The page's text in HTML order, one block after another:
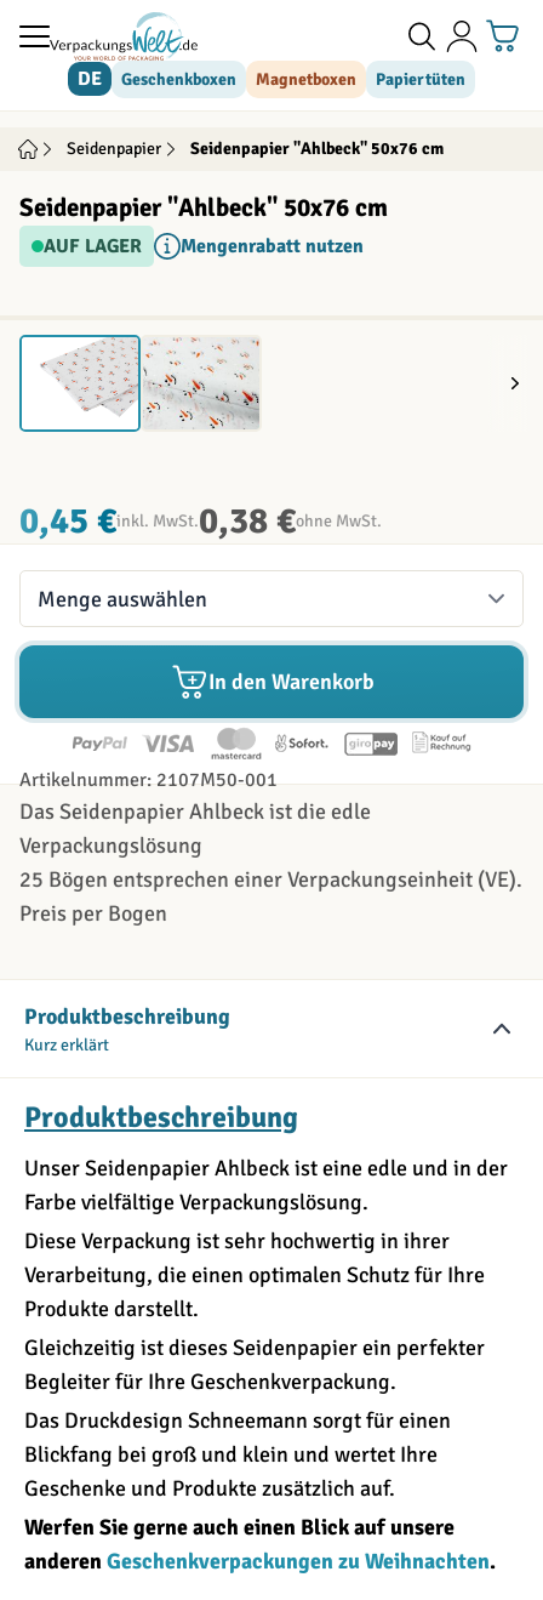
Direkt zum Inhalt
DE Geschenkboxen Magnetboxen Papiertüten
Seidenpapier Seidenpapier "Ahlbeck" 50x76 cm
Seidenpapier "Ahlbeck" 50x76 cm
AUF LAGER Mengenrabatt nutzen
Produktbeschreibung
Kurz erklärt
Produktbeschreibung
Unser Seidenpapier Ahlbeck ist eine edle und in der
Farbe vielfältige Verpackungslösung.
Diese Verpackung ist sehr hochwertig in ihrer
Verarbeitung, die einen optimalen Schutz für Ihre
Produkte darstellt.
Gleichzeitig ist dieses Seidenpapier ein perfekter
Begleiter für Ihre Geschenkverpackung.
Das Druckdesign Schneemann sorgt für einen
Blickfang bei groß und klein und wertet Ihre
Geschenke und Produkte zusätzlich auf.
Werfen Sie gerne auch einen Blick auf unsere
anderenGeschenkverpackungen zu Weihnachten.
0,45 €inkl. MwSt.0,38 €ohne MwSt.
Menge
In den Warenkorb
Artikelnummer: 2107M50-001
Das Seidenpapier Ahlbeck ist die edle
Verpackungslösung
25 Bögen entsprechen einer Verpackungseinheit (VE).
Preis per Bogen